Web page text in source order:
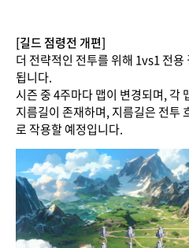
[길드 점령전 개편]
더 전략적인 전투를 위해 1vs1 전
됩니다.
시즌 중 4주마다 맵이 변경되며, 각
지름길이 존재하며, 지름길은 전투
로 작용할 예정입니다.